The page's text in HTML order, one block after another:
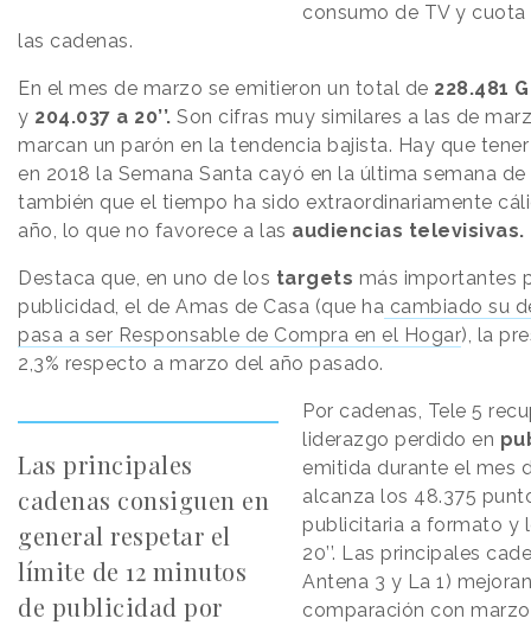
consumo de TV y
las cadenas.
En el mes de marzo se emitieron un total de 228.481
y 204.037 a 20’’. Son cifras muy similares a las de
marcan un parón en la tendencia bajista. Hay que
en 2018 la Semana Santa cayó en la última semana
también que el tiempo ha sido extraordinariamente
año, lo que no favorece a las audiencias televisivas.
Destaca que, en uno de los targets más importantes
publicidad, el de Amas de Casa (que ha cambiado su
pasa a ser Responsable de Compra en el Hogar), la
2,3% respecto a marzo del año pasado.
Las principales
cadenas consiguen en
general respetar el
límite de 12 minutos
de publicidad por
Por cadenas, Tele 5
liderazgo perdido en
emitida durante el mes
alcanza los 48.375
publicitaria a formato y
20’’. Las principales
Antena 3 y La 1)
comparación con